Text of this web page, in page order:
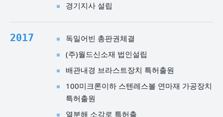
경기지사 설립
2017
독일어빈 총판권체결
(주)월드신소재 법인설립
배관내경 브라스트장치 특허출원
100미크론이하 스텐레스볼 연마재 가공장치
특허출원
열분해 소각로 특허출